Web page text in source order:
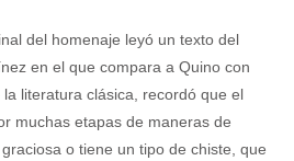
del homenaje leyó un texto del
en el que compara a Quino con
literatura clásica, recordó que el
muchas etapas de maneras de
o tiene un tipo de chiste, que